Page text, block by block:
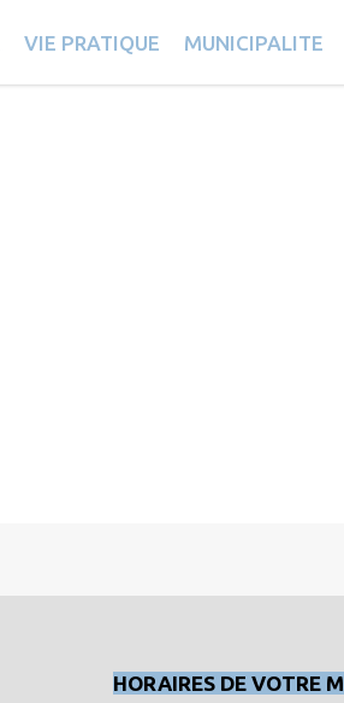
VIE PRATIQUE MUNICIPALITE
HORAIRES DE VOTRE